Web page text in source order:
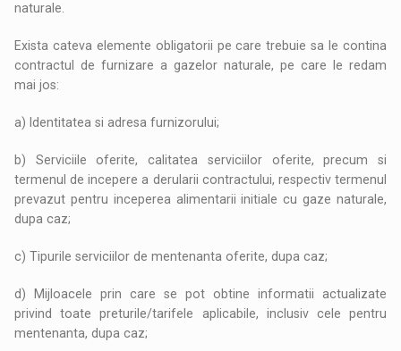
naturale.
Exista cateva elemente obligatorii pe care trebuie sa le contina
contractul de furnizare a gazelor naturale, pe care le redam
mai jos:
a) Identitatea si adresa furnizorului;
b) Serviciile oferite, calitatea serviciilor oferite, precum si
termenul de incepere a derularii contractului, respectiv termenul
prevazut pentru inceperea alimentarii initiale cu gaze naturale,
dupa caz;
c) Tipurile serviciilor de mentenanta oferite, dupa caz;
d) Mijloacele prin care se pot obtine informatii actualizate
privind toate preturile/tarifele aplicabile, inclusiv cele pentru
mentenanta, dupa caz;